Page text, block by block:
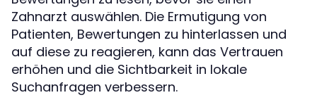
Zahnarzt auswählen. Die Ermutigung von
Patienten, Bewertungen zu hinterlassen und
auf diese zu reagieren, kann das Vertrauen
erhöhen und die Sichtbarkeit in lokale
Suchanfragen verbessern.